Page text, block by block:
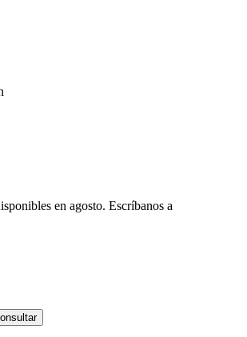
en agosto. Escríbanos a